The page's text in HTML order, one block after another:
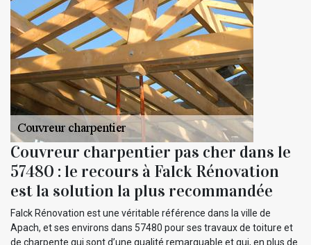
Couvreur charpentier pas cher dans le
57480 : le recours à Falck Rénovation
est la solution la plus recommandée
Falck Rénovation est une véritable référence dans la ville de
Apach, et ses environs dans 57480 pour ses travaux de toiture et
de charpente qui sont d’une qualité remarquable et qui, en plus de